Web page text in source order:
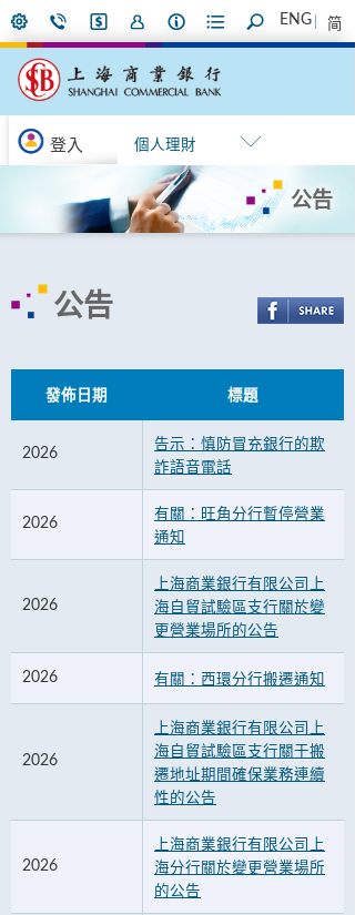
ENG 简
登入 個人理財
公告
公告
發佈日期 標題
2026
告示：慎防冒充銀行的欺
詐語音電話
2026
有關：旺角分行暫停營業
通知
2026
上海商業銀行有限公司上
海自貿試驗區支行關於變
更營業場所的公告
2026 有關：西環分行搬遷通知
2026
上海商業銀行有限公司上
海自貿試驗區支行關于搬
遷地址期間確保業務連續
性的公告
2026
上海商業銀行有限公司上
海分行關於變更營業場所
的公告